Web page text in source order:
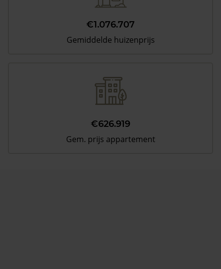
€1.076.707
Gemiddelde huizenprijs
€626.919
Gem. prijs appartement